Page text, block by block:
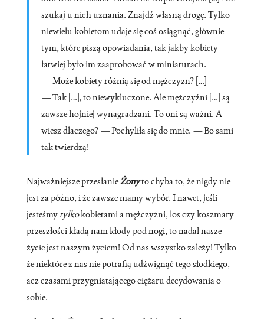
szukaj u nich uznania. Znajdź własną drogę. Tylko
niewielu kobietom udaje się coś osiągnąć, głównie
tym, które piszą opowiadania, tak jakby kobiety
łatwiej było im zaaprobować w miniaturach.
—Może kobiety różnią się od mężczyzn? […]
—Tak […], to niewykluczone. Ale mężczyźni […] są
zawsze hojniej wynagradzani. To oni są ważni. A
wiesz dlaczego? —Pochyliła się do mnie. —Bo sami
tak twierdzą!
Najważniejsze przesłanieŻonyto chyba to, że nigdy nie
jest za późno, i że zawsze mamy wybór. I nawet, jeśli
jesteśmy tylkokobietami a mężczyźni, los czy koszmary
przeszłości kładą nam kłody pod nogi, to nadal nasze
życie jest naszym życiem! Od nas wszystko zależy! Tylko
że niektóre z nas nie potrafią udźwignąć tego słodkiego,
acz czasami przygniatającego ciężaru decydowania o
sobie.